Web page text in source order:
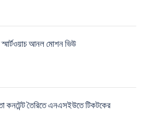
আনল মোশন ভিউ
কনটেন্ট তৈরিতে এনএসইউতে টিকটকের